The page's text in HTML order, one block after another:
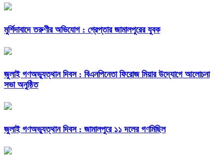
মুর্শিদাবাদে তরুণীর অভিযোগ : গ্রেপ্তার জামালপুরের যুবক
জুলাই গণঅভ্যুত্থান দিবস : বিএনপিনেতা ফিরোজ মিয়ার উদ্যোগে আলোচনা
সভা অনুষ্ঠিত
জুলাই গণঅভ্যুত্থান দিবস : জামালপুরে ১১ দলের গণমিছিল